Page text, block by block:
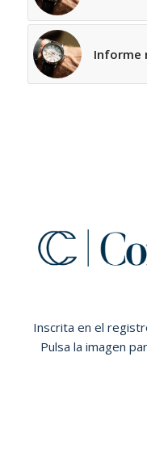
Informe
Inscrita en el
Pulsa la imagen